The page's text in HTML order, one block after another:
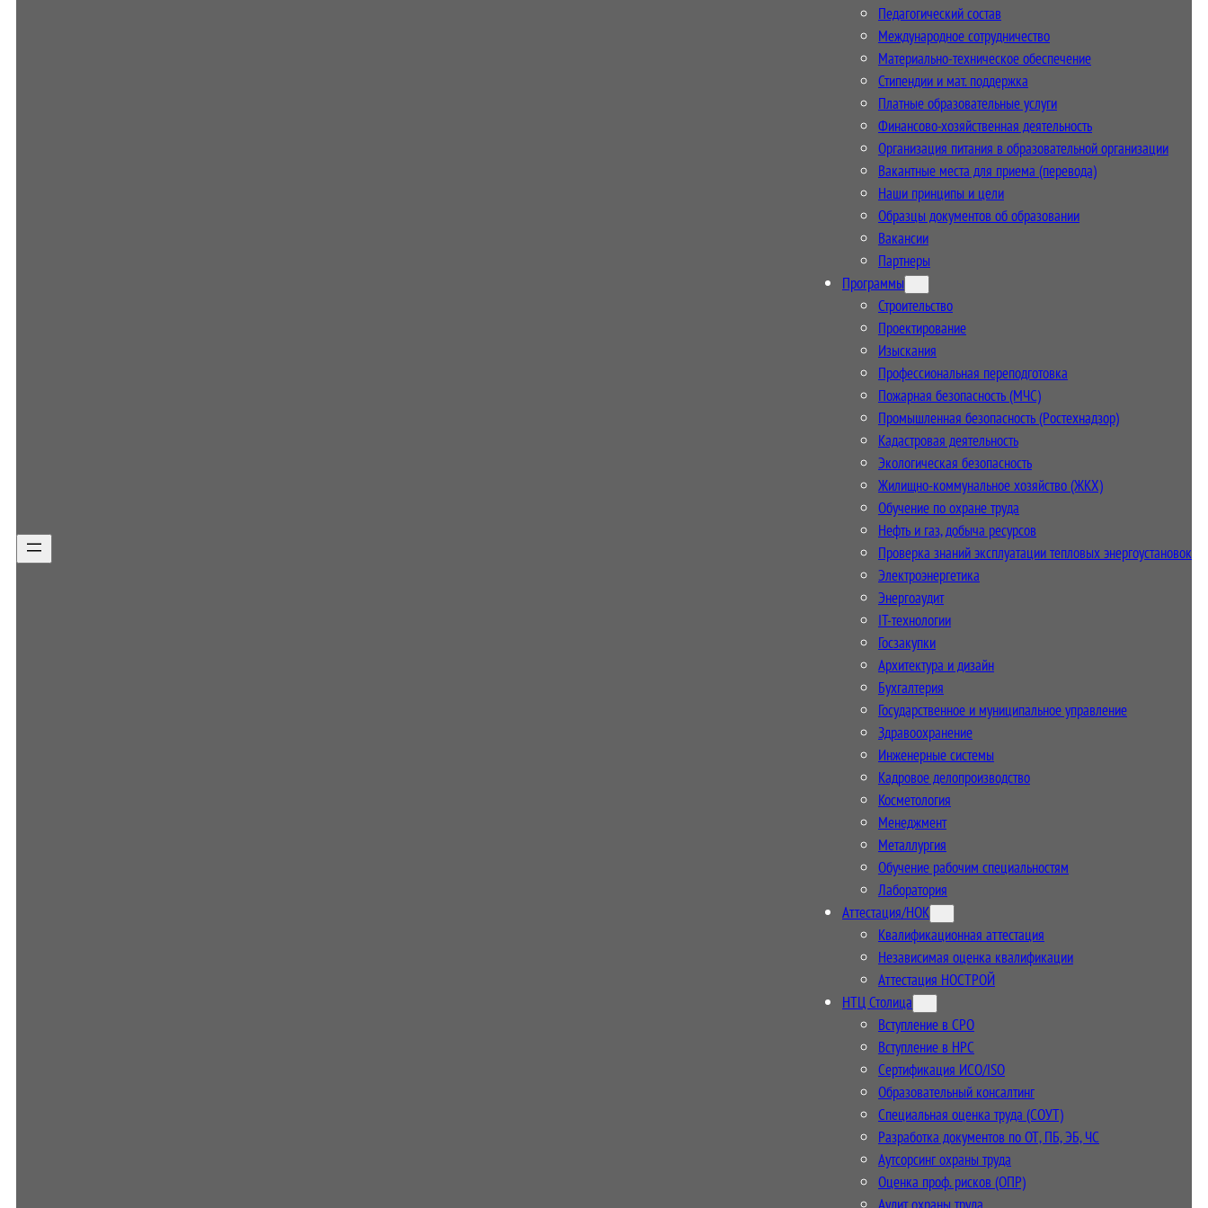
Педагогический состав
Международное сотрудничество
Материально-техническое обеспечение
Стипендии и мат. поддержка
Платные образовательные услуги
Финансово-хозяйственная деятельность
Организация питания в образовательной организации
Вакантные места для приема (перевода)
Наши принципы и цели
Образцы документов об образовании
Вакансии
Партнеры
Программы
Строительство
Проектирование
Изыскания
Профессиональная переподготовка
Пожарная безопасность (МЧС)
Промышленная безопасность (Ростехнадзор)
Кадастровая деятельность
Экологическая безопасность
Жилищно-коммунальное хозяйство (ЖКХ)
Обучение по охране труда
Нефть и газ, добыча ресурсов
Проверка знаний эксплуатации тепловых энергоустановок
Электроэнергетика
Энергоаудит
IT-технологии
Госзакупки
Архитектура и дизайн
Бухгалтерия
Государственное и муниципальное управление
Здравоохранение
Инженерные системы
Кадровое делопроизводство
Косметология
Менеджмент
Металлургия
Обучение рабочим специальностям
Лаборатория
Аттестация/НОК
Квалификационная аттестация
Независимая оценка квалификации
Аттестация НОСТРОЙ
НТЦ Столица
Вступление в СРО
Вступление в НРС
Сертификация ИСО/ISO
Образовательный консалтинг
Специальная оценка труда (СОУТ)
Разработка документов по ОТ, ПБ, ЭБ, ЧС
Аутсорсинг охраны труда
Оценка проф. рисков (ОПР)